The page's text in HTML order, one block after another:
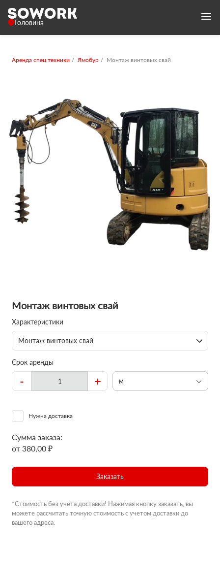
Головина
Аренда спец.техники Ямобур Монтаж винтовых свай
Монтаж винтовых свай
Характеристики
Монтаж винтовых свай
Срок аренды
- + м
Нужна доставка
Сумма заказа:
от 380,00 ₽
Заказать
*Стоимость без учета доставки! Нажимая кнопку заказать, вы
можете рассчитать точную стоимость с учетом доставки до
вашего адреса.